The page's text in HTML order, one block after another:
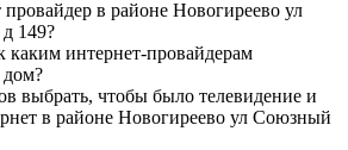
в районе Новогиреево ул
149?
каким интернет-провайдерам
выбрать, чтобы было телевидение и
в районе Новогиреево ул Союзный